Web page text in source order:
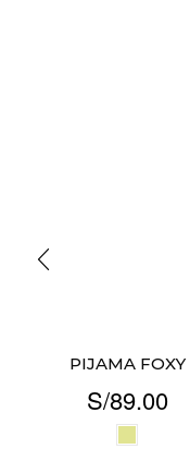
PIJAMA FOXY
S/89.00